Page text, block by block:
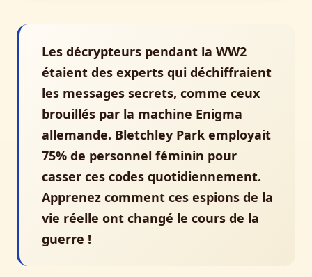
Les décrypteurs pendant la WW2
étaient des experts qui déchiffraient
les messages secrets, comme ceux
brouillés par la machine Enigma
allemande. Bletchley Park employait
75% de personnel féminin pour
casser ces codes quotidiennement.
Apprenez comment ces espions de la
vie réelle ont changé le cours de la
guerre !